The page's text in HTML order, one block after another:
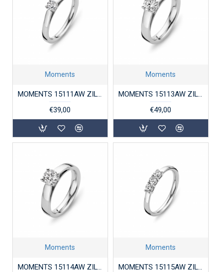
Moments
€39,00
Moments
MOMENTS 15113AW ZILVEREN RING GERHODINEERD ZIRKONIA SOLITAIR
€49,00
Moments Moments
MOMENTS 15115AW ZILVEREN RING GERHODINEERD ZIRKONIA MEMOIRE